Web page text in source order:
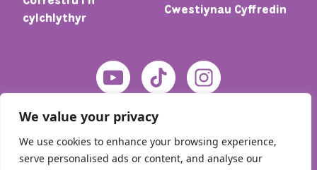
We value your privacy
We use cookies to enhance your browsing experience,
serve personalised ads or content, and analyse our
cylchlythyr
Cwestiynau Cyffredin